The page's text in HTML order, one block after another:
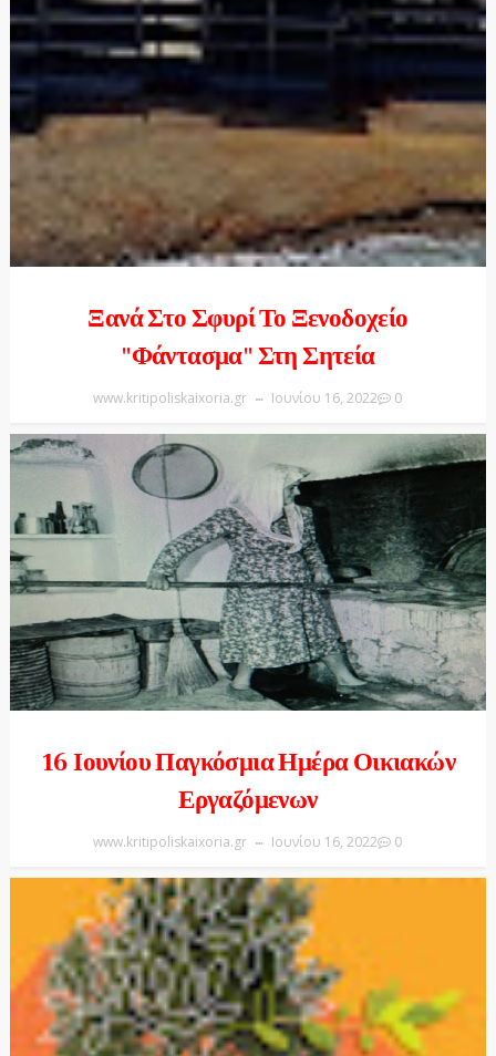
Ξανά Στο Σφυρί Το Ξενοδοχείο
"φάντασμα" Στη Σητεία
www.kritipoliskaixoria.gr Ιουνίου 16, 2022 0
16 Ιουνίου Παγκόσμια Ημέρα Οικιακών
Εργαζόμενων
www.kritipoliskaixoria.gr Ιουνίου 16, 2022 0